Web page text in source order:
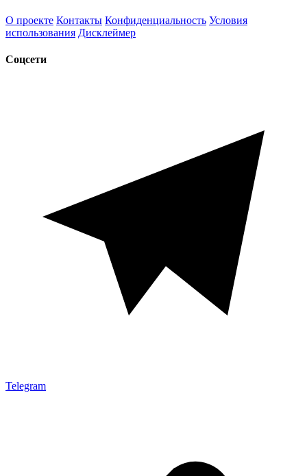
О проекте Контакты Конфиденциальность Условия
использования Дисклеймер
Соцсети
Telegram